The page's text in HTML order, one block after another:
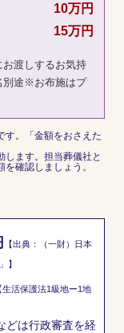
10万円
15万円
渡しするお気持
別途※お布施はプ
す。「金額をおさえた
ます。担当葬儀社と
確認しましょう。
【出典：（一財）日本
】
生活保護法1級地ー1地
どは行政審査を経